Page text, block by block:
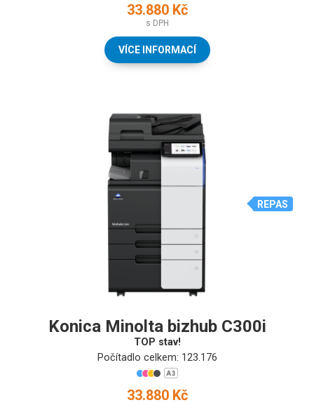
33.880 Kč
s DPH
VÍCE INFORMACÍ
REPAS
Konica Minolta bizhub C300i
TOP stav!
Počítadlo celkem: 123.176
33.880 Kč